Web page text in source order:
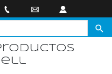
